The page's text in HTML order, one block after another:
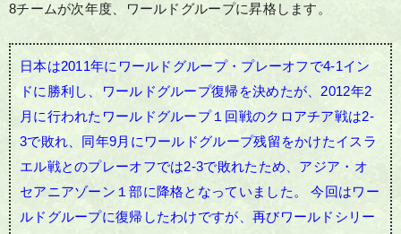
8チームが次年度、ワールドグループに昇格します。
日本は2011年にワールドグループ・プレーオフで4-1イン
ドに勝利し、ワールドグループ復帰を決めたが、2012年2
月に行われたワールドグループ１回戦のクロアチア戦は2-
3で敗れ、同年9月にワールドグループ残留をかけたイスラ
エル戦とのプレーオフでは2-3で敗れたため、アジア・オ
セアニアゾーン１部に降格となっていました。
今回はワー
ルドグループに復帰したわけですが、再びワールドシリー